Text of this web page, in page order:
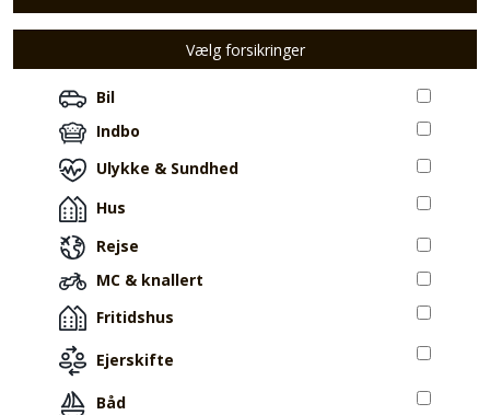
Vælg forsikringer
Bil
Indbo
Ulykke & Sundhed
Hus
Rejse
MC & knallert
Fritidshus
Ejerskifte
Båd